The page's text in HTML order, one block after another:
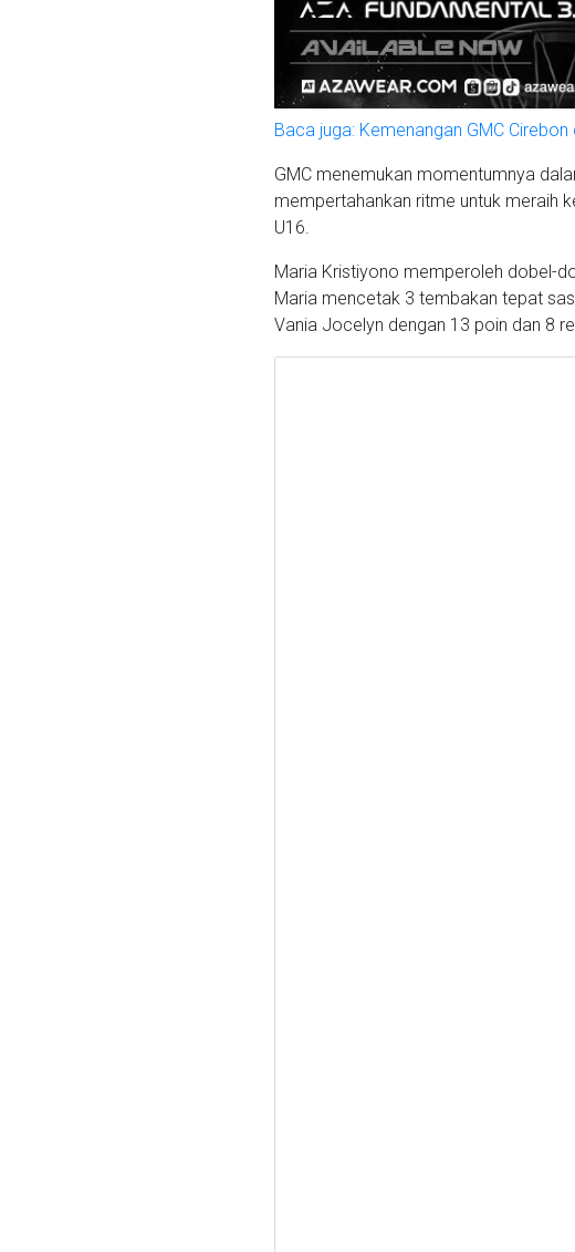
Baca juga: Kemenangan GMC
GMC menemukan momentumnya
mempertahankan ritme untuk meraih
U16.
Maria Kristiyono memperoleh dobel-
Maria mencetak 3 tembakan tepat
Vania Jocelyn dengan 13 poin dan 8